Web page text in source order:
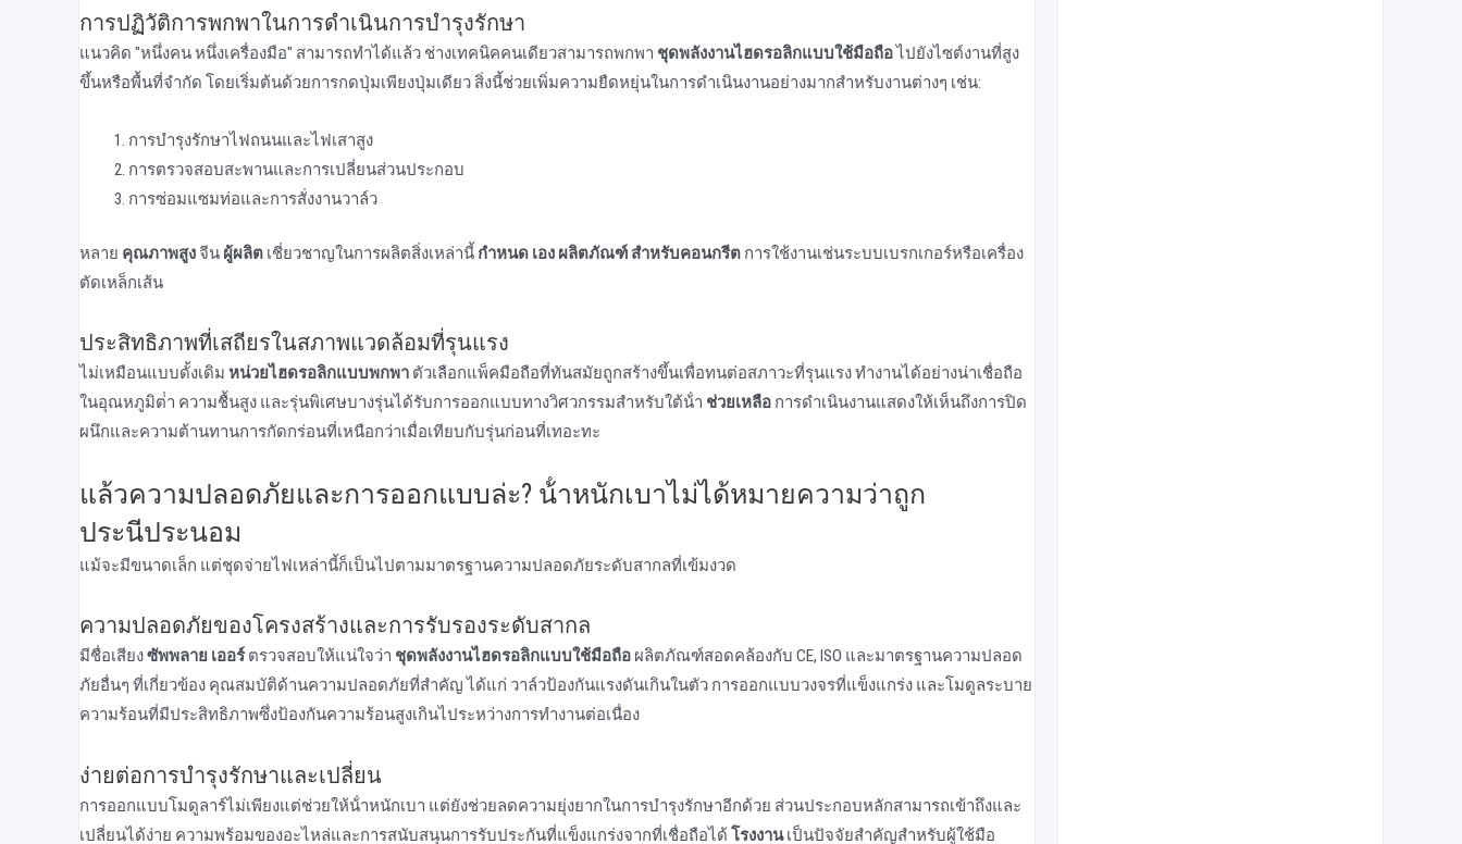
การปฏิวัติการพกพาในการดําเนินการบํารุงรักษา
แนวคิด "หนึ่งคน หนึ่งเครื่องมือ" สามารถทําได้แล้ว ช่างเทคนิคคนเดียวสามารถพกพา ชุดพลังงานไฮดรอลิกแบบใช้มือถือไปยังไซต์งานที่สูง
ขึ้นหรือพื้นที่จํากัด โดยเริ่มต้นด้วยการกดปุ่มเพียงปุ่มเดียว สิ่งนี้ช่วยเพิ่มความยืดหยุ่นในการดําเนินงานอย่างมากสําหรับงานต่างๆ เช่น:
การบํารุงรักษาไฟถนนและไฟเสาสูง
การตรวจสอบสะพานและการเปลี่ยนส่วนประกอบ
การซ่อมแซมท่อและการสั่งงานวาล์ว
หลาย คุณภาพสูง จีน ผู้ผลิต เชี่ยวชาญในการผลิตสิ่งเหล่านี้ กำหนด เอง ผลิตภัณฑ์ สําหรับคอนกรีต การใช้งานเช่นระบบเบรกเกอร์หรือเครื่อง
ตัดเหล็กเส้น
ประสิทธิภาพที่เสถียรในสภาพแวดล้อมที่รุนแรง
ไม่เหมือนแบบดั้งเดิม หน่วยไฮดรอลิกแบบพกพา ตัวเลือกแพ็คมือถือที่ทันสมัยถูกสร้างขึ้นเพื่อทนต่อสภาวะที่รุนแรง ทํางานได้อย่างน่าเชื่อถือ
ในอุณหภูมิต่ํา ความชื้นสูง และรุ่นพิเศษบางรุ่นได้รับการออกแบบทางวิศวกรรมสําหรับใต้น้ํา ช่วยเหลือ การดําเนินงานแสดงให้เห็นถึงการปิด
ผนึกและความต้านทานการกัดกร่อนที่เหนือกว่าเมื่อเทียบกับรุ่นก่อนที่เทอะทะ
แล้วความปลอดภัยและการออกแบบล่ะ? น้ําหนักเบาไม่ได้หมายความว่าถูก
ประนีประนอม
แม้จะมีขนาดเล็ก แต่ชุดจ่ายไฟเหล่านี้ก็เป็นไปตามมาตรฐานความปลอดภัยระดับสากลที่เข้มงวด
ความปลอดภัยของโครงสร้างและการรับรองระดับสากล
มีชื่อเสียงซัพพลาย เออร์ตรวจสอบให้แน่ใจว่า ชุดพลังงานไฮดรอลิกแบบใช้มือถือ ผลิตภัณฑ์สอดคล้องกับ CE, ISO และมาตรฐานความปลอด
ภัยอื่นๆ ที่เกี่ยวข้อง คุณสมบัติด้านความปลอดภัยที่สําคัญ ได้แก่ วาล์วป้องกันแรงดันเกินในตัว การออกแบบวงจรที่แข็งแกร่ง และโมดูลระบาย
ความร้อนที่มีประสิทธิภาพซึ่งป้องกันความร้อนสูงเกินไประหว่างการทํางานต่อเนื่อง
ง่ายต่อการบํารุงรักษาและเปลี่ยน
การออกแบบโมดูลาร์ไม่เพียงแต่ช่วยให้น้ําหนักเบา แต่ยังช่วยลดความยุ่งยากในการบํารุงรักษาอีกด้วย ส่วนประกอบหลักสามารถเข้าถึงและ
เปลี่ยนได้ง่าย ความพร้อมของอะไหล่และการสนับสนุนการรับประกันที่แข็งแกร่งจากที่เชื่อถือได้ โรงงานเป็นปัจจัยสําคัญสําหรับผู้ใช้มือ